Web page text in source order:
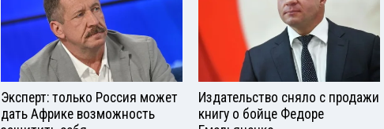
Эксперт: только Россия может
дать Африке возможность
Издательство сняло с продажи
книгу о бойце Федоре